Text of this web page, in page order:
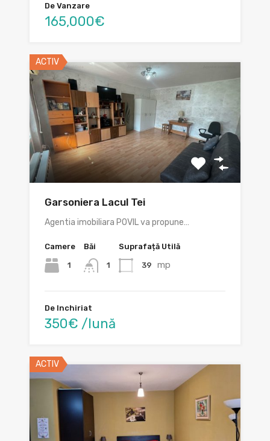
De Vanzare
165,000€
ACTIV
Garsoniera Lacul Tei
Agentia imobiliara POVIL va propune…
Camere
1
Băi
1
Suprafață Utilă
39 mp
De Inchiriat
350€ /lună
ACTIV